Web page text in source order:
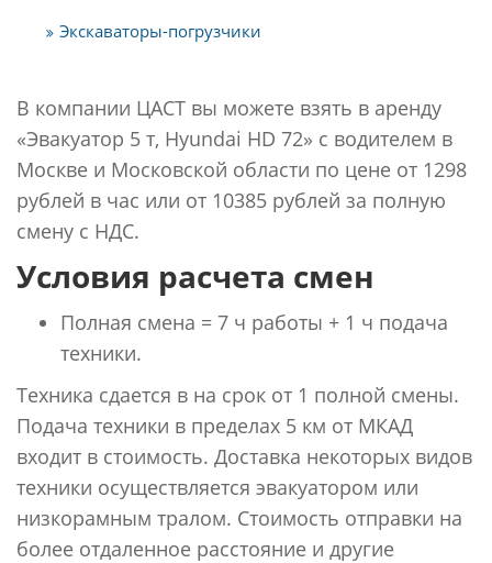
Экскаваторы-погрузчики
В компании ЦАСТ вы можете взять в аренду
«Эвакуатор 5 т, Hyundai HD 72» с водителем в
Москве и Московской области по цене от 1298
рублей в час или от 10385 рублей за полную
смену с НДС.
Условия расчета смен
Полная смена = 7 ч работы + 1 ч подача
техники.
Техника сдается в на срок от 1 полной смены.
Подача техники в пределах 5 км от МКАД
входит в стоимость. Доставка некоторых видов
техники осуществляется эвакуатором или
низкорамным тралом. Стоимость отправки на
более отдаленное расстояние и другие